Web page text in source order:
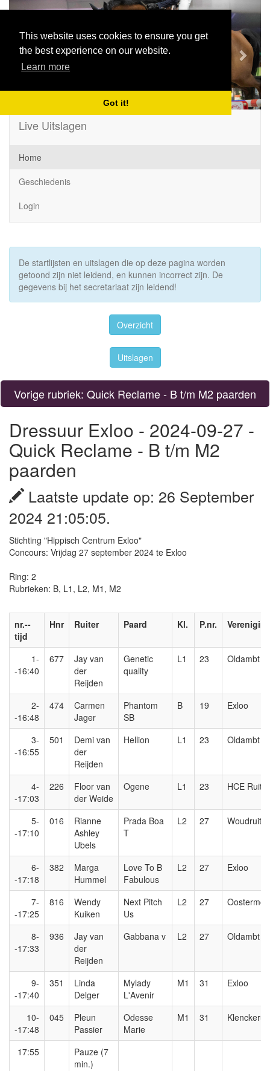
This website uses cookies to ensure you get
the best experience on our website.
Learn more
Got it!
Previous Next
Live Uitslagen
Home
Geschiedenis
Login
De startlijsten en uitslagen die op deze pagina worden
getoond zijn niet leidend, en kunnen incorrect zijn. De
gegevens bij het secretariaat zijn leidend!
Overzicht
Uitslagen
Vorige rubriek: Quick Reclame - B t/m M2 paarden
Dressuur Exloo - 2024-09-27 -
Quick Reclame - B t/m M2
paarden
Laatste update op: 26 September
2024 21:05:05.
Stichting "Hippisch Centrum Exloo"
Concours: Vrijdag 27 september 2024 te Exloo
Ring: 2
Rubrieken: B, L1, L2, M1, M2
nr.--
tijd
Hnr Ruiter Paard Kl. P.nr.
1-
-16:40
677
Jay van
der
Reijden
Genetic
quality
L1 23 Oldambt
2-
-16:48
474
Carmen
Jager
Phantom
SB
B 19 Exloo
3-
-16:55
501
Demi van
der
Reijden
Hellion L1 23 Oldambt
4-
-17:03
226
Floor van
der Weide
Ogene L1 23 HCE
5-
-17:10
016
Rianne
Ashley
Ubels
Prada Boa
T
L2 27
6-
-17:18
382
Marga
Hummel
Love To B
Fabulous
L2 27 Exloo
7-
-17:25
816
Wendy
Kuiken
Next Pitch
Us
L2 27
8-
-17:33
936
Jay van
der
Reijden
Gabbana v L2 27 Oldambt
9-
-17:40
351
Linda
Delger
Mylady
L'Avenir
M1 31 Exloo
10-
-17:48
045
Pleun
Passier
Odesse
Marie
M1 31
17:55
Pauze (7
min.)